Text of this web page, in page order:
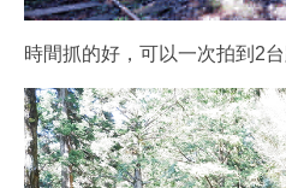
時間抓的好，可以一次拍到2台